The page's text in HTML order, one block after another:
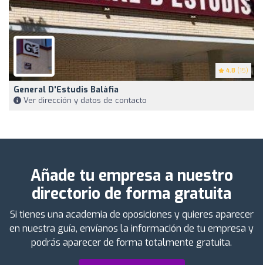
4.8 (15)
General D'Estudis Balàfia
Ver dirección y datos de contacto
Añade tu empresa a nuestro
directorio de forma gratuita
Si tienes una academia de oposiciones y quieres aparecer
en nuestra guía, envíanos la información de tu empresa y
podrás aparecer de forma totalmente gratuita.